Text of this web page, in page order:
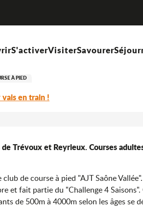
S'activerVisiterSavourer
À PIED
vais en train !
Trévoux et Reyrieux. Courses
de course à pied "AJT Saône
et fait partie du "Challenge 4
de 500m à 4000m selon les âges se